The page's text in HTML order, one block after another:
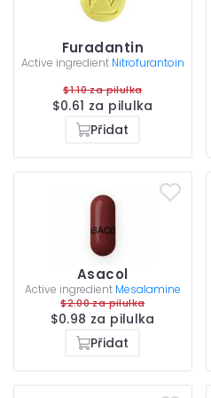
Furadantin
Active ingredient Nitrofurantoin
$1.10 za pilulka
$0.61 za pilulka
Přidat
Asacol
Active ingredient Mesalamine
$2.00 za pilulka
$0.98 za pilulka
Přidat